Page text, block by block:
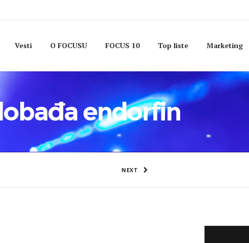
Vesti O FOCUSU FOCUS 10 Top liste Marketing
endorfin
NEXT